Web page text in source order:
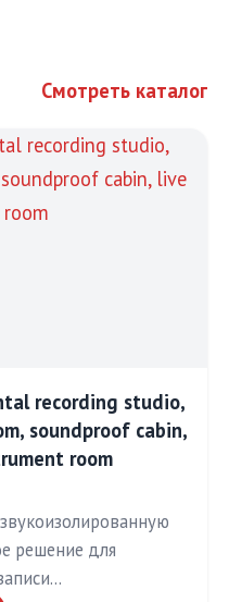
Смотреть каталог
recording studio,
soundproof cabin,
room
решение для